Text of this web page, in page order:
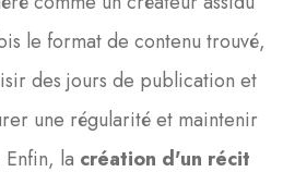
le format de contenu trouvé,
des jours de publication et
une régularité et maintenir
la création d'un récit